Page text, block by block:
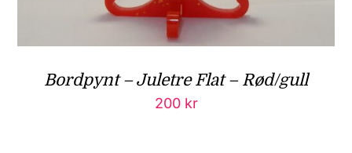
Bordpynt – Juletre Flat – Rød/gull
200 kr